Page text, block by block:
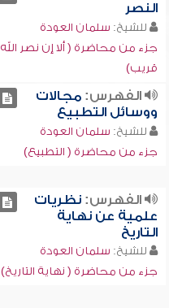
النصر
للشيخ: سلمان العودة
جزء من محاضرة ( ألا إن نصر الله
قريب)
الفهرس:مجالات
ووسائل التطبيع
للشيخ: سلمان العودة
جزء من محاضرة ( التطبيع)
الفهرس:نظريات
علمية عن نهاية
التاريخ
للشيخ: سلمان العودة
جزء من محاضرة ( نهاية التاريخ)